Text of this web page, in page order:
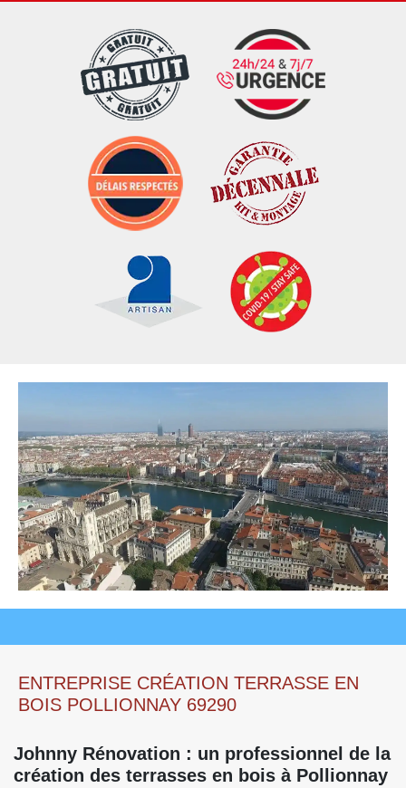
ENTREPRISE CRÉATION TERRASSE EN
BOIS POLLIONNAY 69290
Johnny Rénovation : un professionnel de la
création des terrasses en bois à Pollionnay